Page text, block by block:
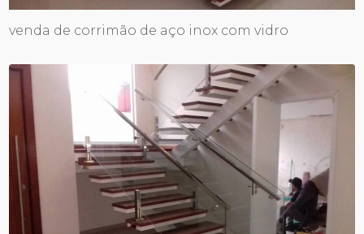
venda de corrimão de aço inox com vidro